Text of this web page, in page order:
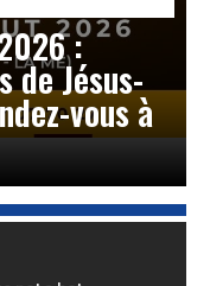
:
de Jésus-
vous à